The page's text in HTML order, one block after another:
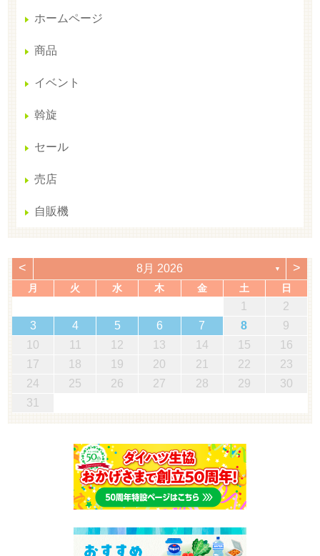
ホームページ
商品
イベント
斡旋
セール
売店
自販機
< 8月 2026 ▼ >
月 火 水 木 金 土 日
1
2
3
4 5 6 7 8
9
10
11 12 13 14 15
16
17
18 19 20 21 22
23
24
25 26 27 28 29
30
31